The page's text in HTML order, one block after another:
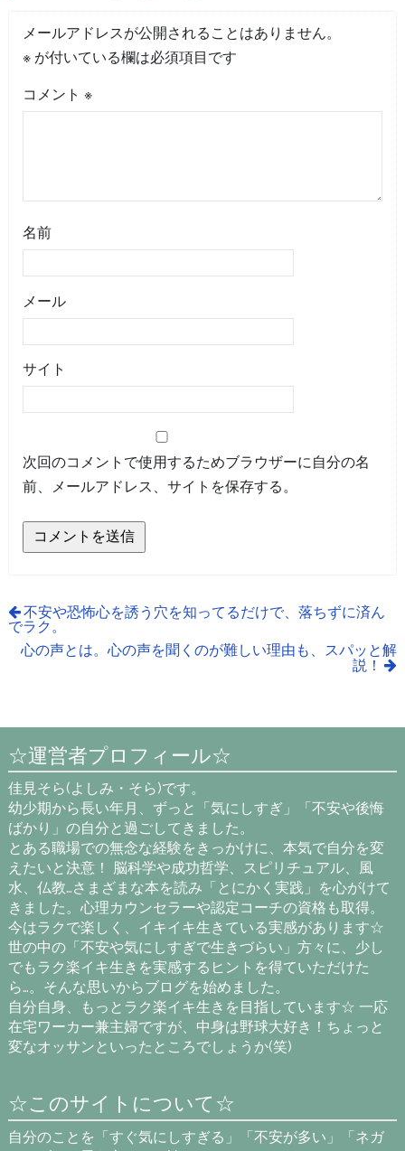
メールアドレスが公開されることはありません。
※が付いている欄は必須項目です
コメント ※
名前
メール
サイト
次回のコメントで使用するためブラウザーに自分の名
前、メールアドレス、サイトを保存する。
不安や恐怖心を誘う穴を知ってるだけで、落ちずに済ん
でラク。
心の声とは。心の声を聞くのが難しい理由も、スパッと解
説！
☆運営者プロフィール☆
佳見そら(よしみ・そら)です。
幼少期から長い年月、ずっと「気にしすぎ」「不安や後悔
ばかり」の自分と過ごしてきました。
とある職場での無念な経験をきっかけに、本気で自分を変
えたいと決意！ 脳科学や成功哲学、スピリチュアル、風
水、仏教…さまざまな本を読み「とにかく実践」を心がけて
きました。心理カウンセラーや認定コーチの資格も取得。
今はラクで楽しく、イキイキ生きている実感があります☆
世の中の「不安や気にしすぎで生きづらい」方々に、少し
でもラク楽イキ生きを実感するヒントを得ていただけた
ら…。そんな思いからブログを始めました。
自分自身、もっとラク楽イキ生きを目指しています☆ 一応
在宅ワーカー兼主婦ですが、中身は野球大好き！ちょっと
変なオッサンといったところでしょうか(笑)
☆このサイトについて☆
自分のことを「すぐ気にしすぎる」「不安が多い」「ネガ